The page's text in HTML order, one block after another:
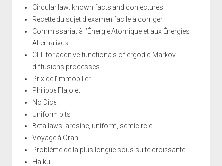
Circular law: known facts and conjectures
Recette du sujet d'examen facile à corriger
Commissariat à l’Énergie Atomique et aux Énergies
Alternatives
CLT for additive functionals of ergodic Markov
diffusions processes
Prix de l'immobilier
Philippe Flajolet
No Dice!
Uniform bits
Beta laws: arcsine, uniform, semicircle
Voyage à Oran
Problème de la plus longue sous suite croissante
Haïku